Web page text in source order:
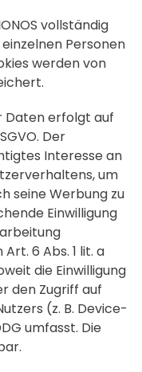
vollständig
Personen
werden von
Daten erfolgt auf
Der
Interesse an
um
seine Werbung zu
Einwilligung
6 Abs. 1 lit. a
die Einwilligung
den Zugriff auf
(z. B. Device-
umfasst. Die